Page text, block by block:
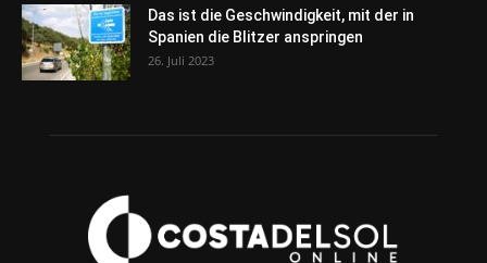
Das ist die Geschwindigkeit, mit der in
Spanien die Blitzer anspringen
26. Juli 2023